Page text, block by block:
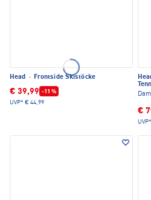
Head · Frontside Skistöcke
€ 39,99 -11 %
UVP* € 44,99
€
UVP*